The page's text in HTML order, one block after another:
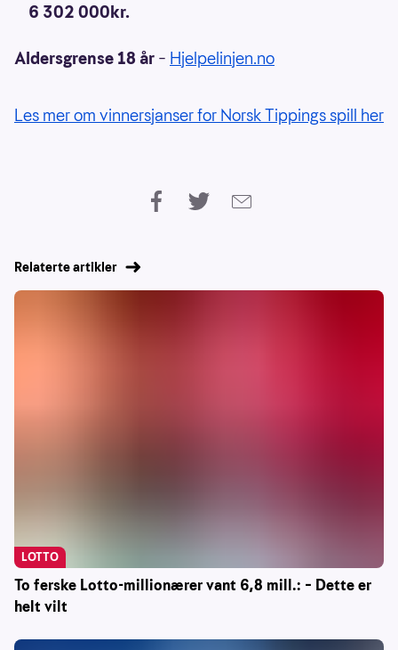
6 302 000kr.
Aldersgrense 18 år – Hjelpelinjen.no
Les mer om vinnersjanser for Norsk Tippings spill her
Relaterte artikler
To ferske Lotto-millionærer vant 6,8 mill.: – Dette er
helt vilt
LOTTO